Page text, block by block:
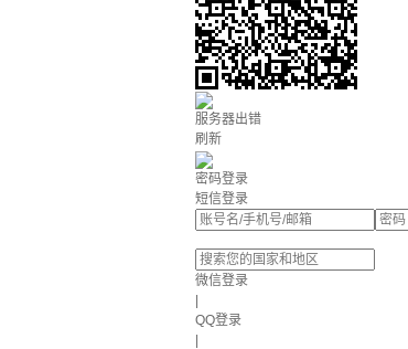
服务器出错
刷新
密码登录
短信登录
微信登录
QQ登录